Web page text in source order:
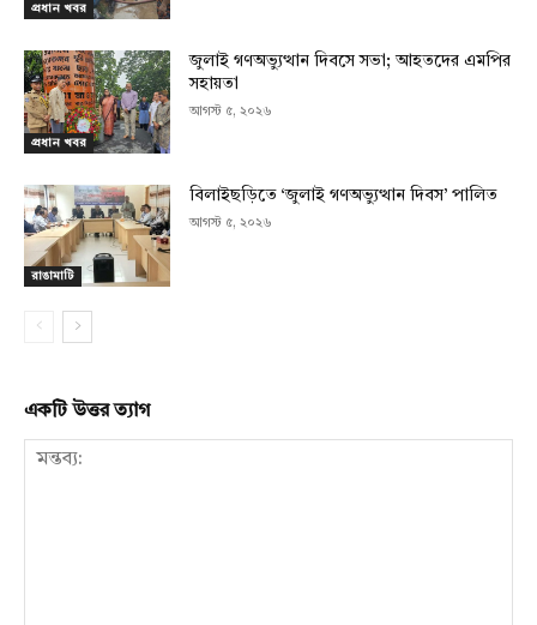
প্রধান খবর
প্রধান খবর
জুলাই গণঅভ্যুত্থান দিবসে সভা; আহতদের এমপির
সহায়তা
আগস্ট ৫, ২০২৬
রাঙামাটি
বিলাইছড়িতে ‘জুলাই গণঅভ্যুত্থান দিবস’ পালিত
আগস্ট ৫, ২০২৬
একটি উত্তর ত্যাগ